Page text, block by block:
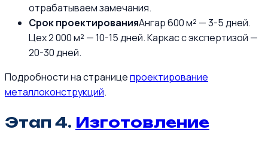
отрабатываем замечания.
Срок проектированияАнгар 600 м² — 3-5 дней.
Цех 2 000 м² — 10-15 дней. Каркас с экспертизой —
20-30 дней.
Подробности на страницепроектирование
металлоконструкций.
Этап 4. Изготовление